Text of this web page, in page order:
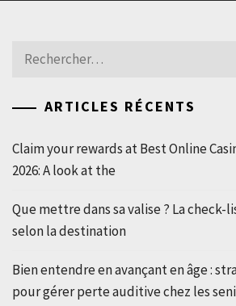
Rechercher :
ARTICLES RÉCENTS
Claim your rewards at Best Online
2026: A look at the
Que mettre dans sa valise ? La check-
selon la destination
Bien entendre en avançant en âge :
pour gérer perte auditive chez les